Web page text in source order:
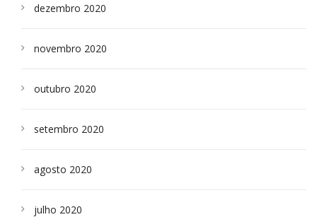
dezembro 2020
novembro 2020
outubro 2020
setembro 2020
agosto 2020
julho 2020